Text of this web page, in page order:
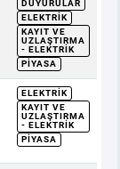
DUYURULAR
ELEKTRIK
KAYIT VE
UZLAŞTIRMA
- ELEKTRIK
PIYASA
ELEKTRIK
KAYIT VE
UZLAŞTIRMA
- ELEKTRIK
PIYASA